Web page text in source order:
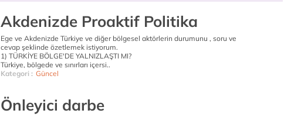
Akdenizde Proaktif Politika
Ege ve Akdenizde Türkiye ve diğer bölgesel aktörlerin durumunu , soru ve
cevap şeklinde özetlemek istiyorum.
1) TÜRKİYE BÖLGE'DE YALNIZLAŞTI MI?
Türkiye, bölgede ve sınırları içersi..
Kategori : Güncel
Önleyici darbe